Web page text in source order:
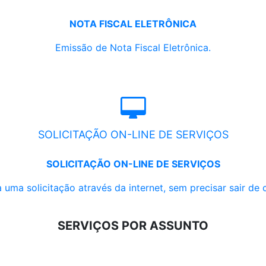
NOTA FISCAL ELETRÔNICA
Emissão de Nota Fiscal Eletrônica.
SOLICITAÇÃO ON-LINE DE SERVIÇOS
SOLICITAÇÃO ON-LINE DE SERVIÇOS
uma solicitação através da internet, sem precisar sair de
SERVIÇOS POR ASSUNTO